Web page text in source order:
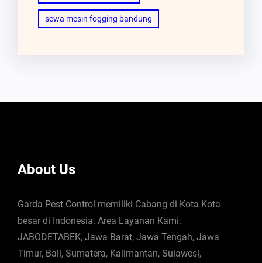
sewa mesin fogging bandung
About Us
Garda Pest Control memiliki Cabang di Kota Kota
besar di Indonesia. Area Layanan Kami:
JABODETABEK, Jawa Barat, Jawa Tengah, Jawa
Timur, Bali, Sumatera, Kalimantan, Sulawesi,